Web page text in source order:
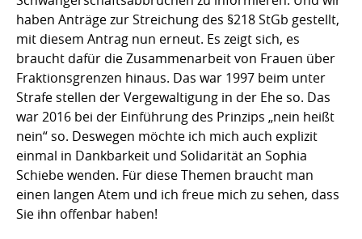
haben Anträge zur Streichung des §218 StGb gestellt,
mit diesem Antrag nun erneut. Es zeigt sich, es
braucht dafür die Zusammenarbeit von Frauen über
Fraktionsgrenzen hinaus. Das war 1997 beim unter
Strafe stellen der Vergewaltigung in der Ehe so. Das
war 2016 bei der Einführung des Prinzips „nein heißt
nein“ so. Deswegen möchte ich mich auch explizit
einmal in Dankbarkeit und Solidarität an Sophia
Schiebe wenden. Für diese Themen braucht man
einen langen Atem und ich freue mich zu sehen, dass
Sie ihn offenbar haben!